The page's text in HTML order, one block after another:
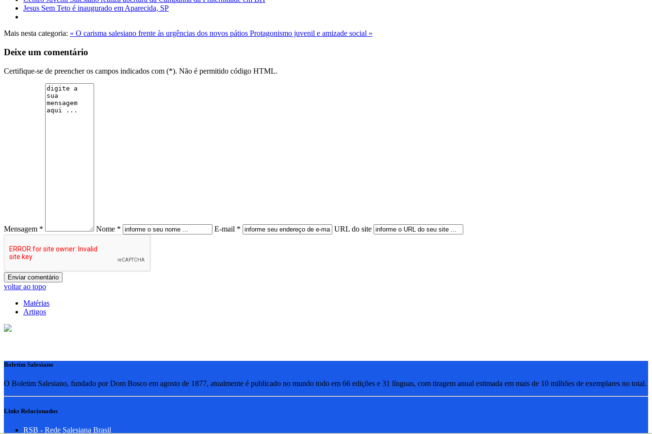
Jesus Sem Teto é inaugurado em Aparecida, SP
Mais nesta categoria: « O carisma salesiano frente às urgências dos novos pátios Protagonismo juvenil e amizade social »
Deixe um comentário
Certifique-se de preencher os campos indicados com (*). Não é permitido código HTML.
Mensagem * Nome * E-mail * URL do site
voltar ao topo
Matérias
Artigos
Boletim Salesiano
O Boletim Salesiano, fundado por Dom Bosco em agosto de 1877, atualmente é publicado no mundo todo em 66 edições e 31 línguas, com tiragem anual estimada em mais de 10 milhões de exemplares no total.
Links Relacionados
RSB - Rede Salesiana Brasil